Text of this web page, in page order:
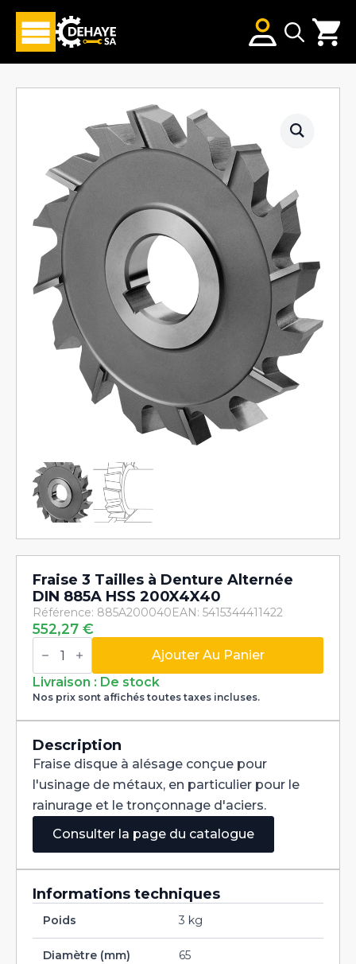
Fraise 3 Tailles à Denture Alternée
DIN 885A HSS 200X4X40
Référence: 885A200040EAN: 5415344411422
552,27 €
quantité
de
3
Tailles
Denture
DIN
885A
HSS
200X4X40
Ajouter Au Panier
Livraison : De stock
Nos prix sont affichés toutes taxes incluses.
Description
Fraise disque à alésage conçue pour
l'usinage de métaux, en particulier pour le
rainurage et le tronçonnage d'aciers.
Consulter la page du catalogue
Informations techniques
Poids 3 kg
Diamètre (mm) 65